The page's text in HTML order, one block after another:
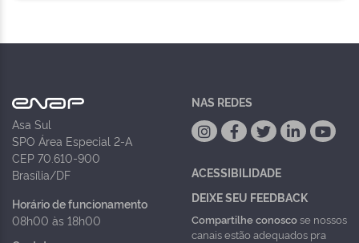
Asa Sul
SPO Área Especial 2-A
CEP 70.610-900
Brasília/DF
Horário de funcionamento
08h00 às 18h00
NAS REDES
ACESSIBILIDADE
DEIXE SEU FEEDBACK
Compartilhe conoscose nossos
canais estão adequados pra